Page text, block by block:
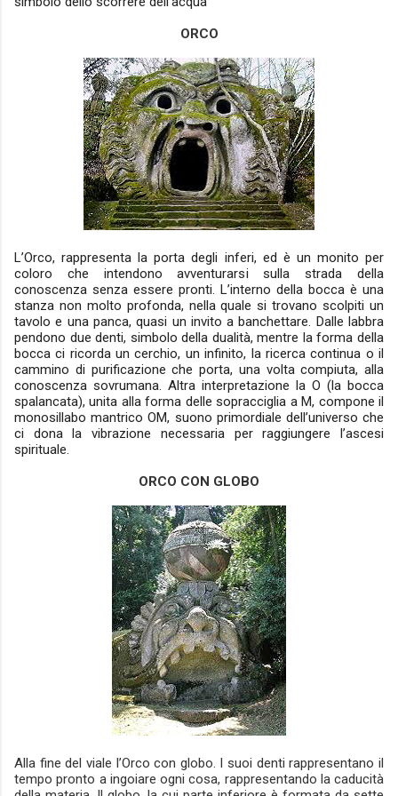
ORCO
L’Orco, rappresenta la porta degli inferi, ed è un monito per
coloro che intendono avventurarsi sulla strada della
conoscenza senza essere pronti. L’interno della bocca è una
stanza non molto profonda, nella quale si trovano scolpiti un
tavolo e una panca, quasi un invito a banchettare. Dalle labbra
pendono due denti, simbolo della dualità, mentre la forma della
bocca ci ricorda un cerchio, un infinito, la ricerca continua o il
cammino di purificazione che porta, una volta compiuta, alla
conoscenza sovrumana. Altra interpretazione la O (la bocca
spalancata), unita alla forma delle sopracciglia a M, compone il
monosillabo mantrico OM, suono primordiale dell’universo che
ci dona la vibrazione necessaria per raggiungere l’ascesi
spirituale.
ORCO CON GLOBO
Alla fine del viale l’Orco con globo. I suoi denti rappresentano il
tempo pronto a ingoiare ogni cosa, rappresentando la caducità